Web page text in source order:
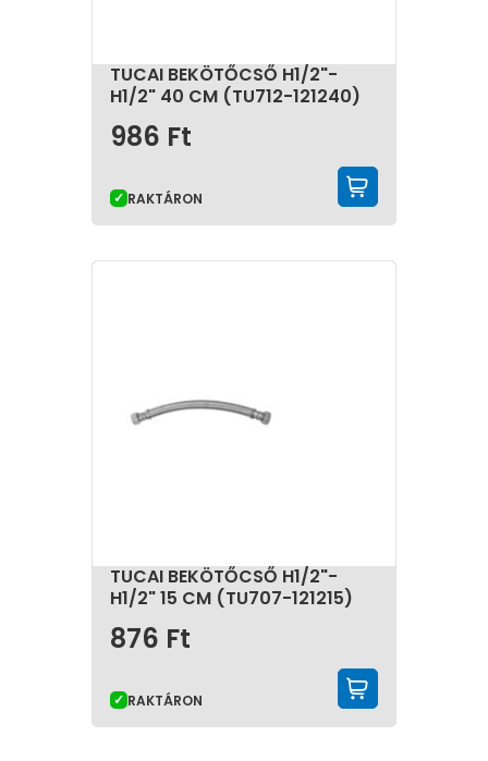
TUCAI BEKÖTŐCSŐ H1/2"-
H1/2" 40 CM (TU712-121240)
986 Ft
RAKTÁRON
TUCAI BEKÖTŐCSŐ H1/2"-
H1/2" 15 CM (TU707-121215)
876 Ft
RAKTÁRON